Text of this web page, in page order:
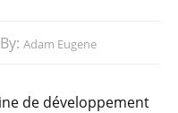
Adam Eugene
de développement